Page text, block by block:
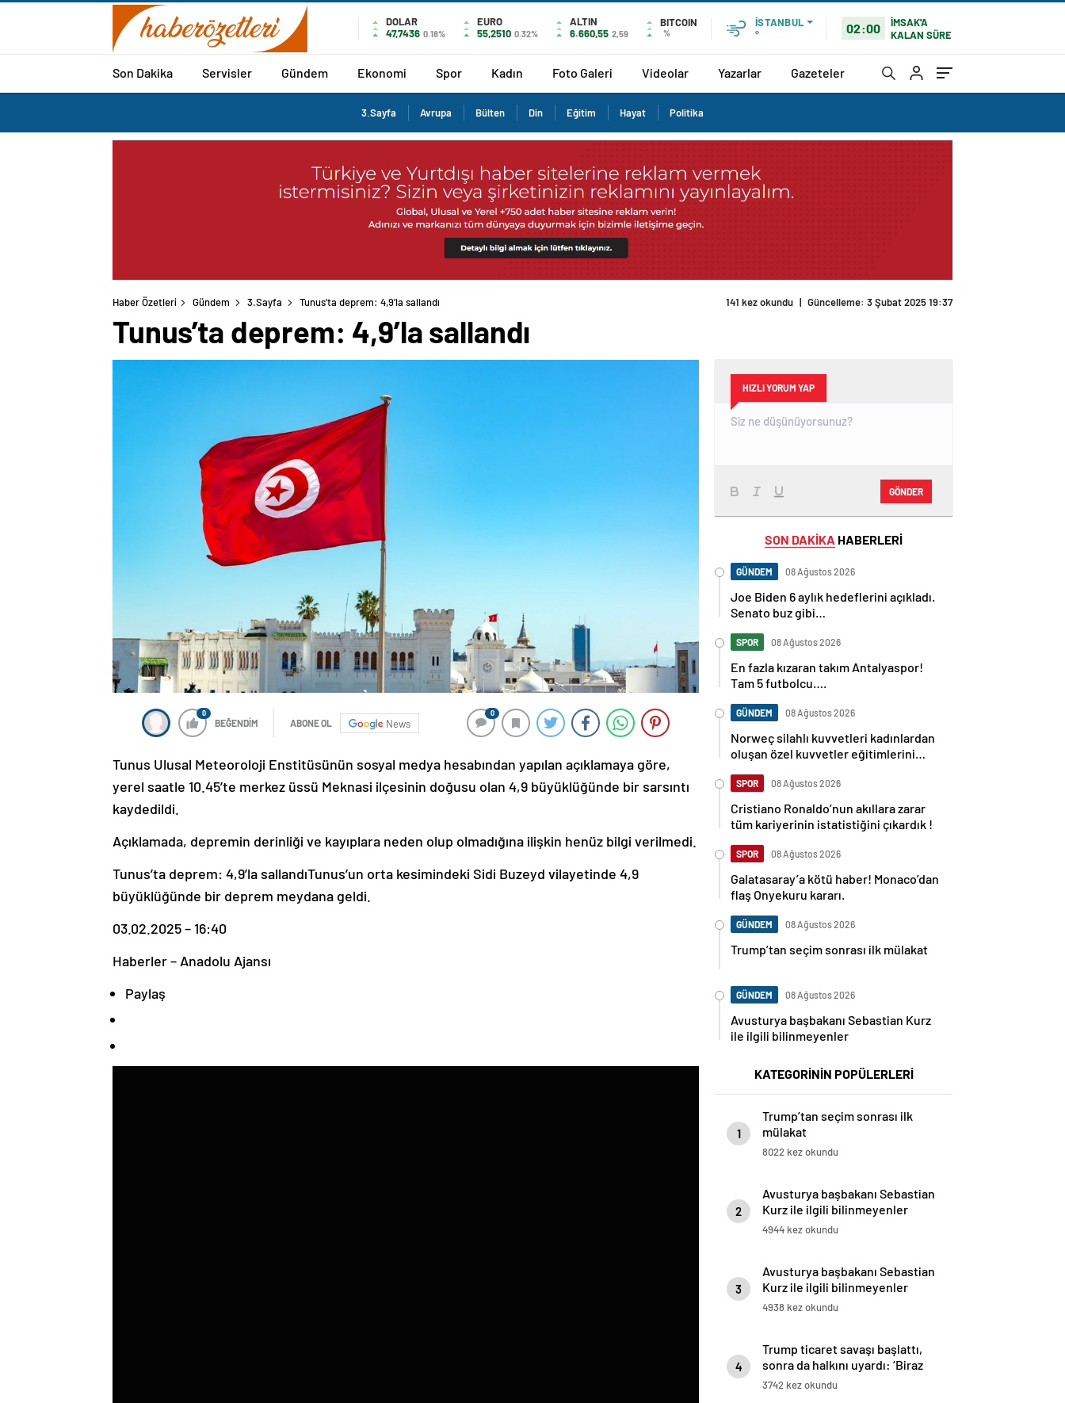
DOLAR
47,7436 0.18%
EURO
55,2510 0.32%
ALTIN
6.660,55 2,59
BITCOIN
%
İSTANBUL
°
02:00
İMSAK'A
KALAN SÜRE
Son Dakika Servisler Gündem Ekonomi Spor Kadın Foto Galeri Videolar Yazarlar Gazeteler
3.Sayfa Avrupa Bülten Din Eğitim Hayat Politika
Haber Özetleri Gündem 3.Sayfa Tunus’ta deprem: 4,9’la sallandı 141 kez okundu | Güncelleme: 3 Şubat 2025 19:37
Tunus’ta deprem: 4,9’la sallandı
0
BEĞENDİM ABONE OL News
0
Tunus Ulusal Meteoroloji Enstitüsünün sosyal medya hesabından yapılan açıklamaya göre,
yerel saatle 10.45’te merkez üssü Meknasi ilçesinin doğusu olan 4,9 büyüklüğünde bir sarsıntı
kaydedildi.
Açıklamada, depremin derinliği ve kayıplara neden olup olmadığına ilişkin henüz bilgi verilmedi.
Tunus’ta deprem: 4,9’la sallandıTunus’un orta kesimindeki Sidi Buzeyd vilayetinde 4,9
büyüklüğünde bir deprem meydana geldi.
03.02.2025 – 16:40
Haberler – Anadolu Ajansı
Paylaş
HIZLI YORUM YAP
GÖNDER
SON DAKİKA HABERLERİ
GÜNDEM 08 Ağustos 2026
Joe Biden 6 aylık hedeflerini açıkladı.
Senato buz gibi…
SPOR 08 Ağustos 2026
En fazla kızaran takım Antalyaspor!
Tam 5 futbolcu….
GÜNDEM 08 Ağustos 2026
Norweç silahlı kuvvetleri kadınlardan
oluşan özel kuvvetler eğitimlerini
SPOR 08 Ağustos 2026
Cristiano Ronaldo’nun akıllara zarar
tüm kariyerinin istatistiğini çıkardık !
SPOR 08 Ağustos 2026
Galatasaray’a kötü haber! Monaco’dan
flaş Onyekuru kararı.
GÜNDEM 08 Ağustos 2026
Trump’tan seçim sonrası ilk mülakat
GÜNDEM 08 Ağustos 2026
Avusturya başbakanı Sebastian Kurz
ile ilgili bilinmeyenler
KATEGORİNİN POPÜLERLERİ
1
Trump’tan seçim sonrası ilk
mülakat
8022 kez okundu
2
Avusturya başbakanı Sebastian
Kurz ile ilgili bilinmeyenler
4944 kez okundu
3
Avusturya başbakanı Sebastian
Kurz ile ilgili bilinmeyenler
4938 kez okundu
4
Trump ticaret savaşı başlattı,
sonra da halkını uyardı: ‘Biraz
acı çekebilirsiniz’
3742 kez okundu